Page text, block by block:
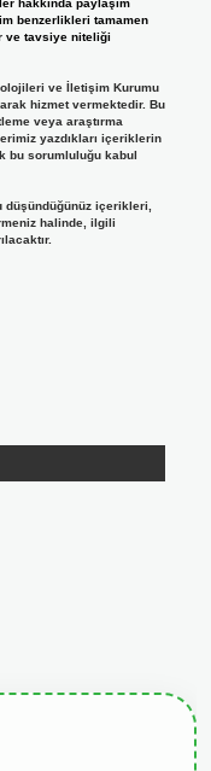
hakkında paylaşım
benzerlikleri tamamen
ve tavsiye niteliği
ve İletişim Kurumu
hizmet vermektedir. Bu
veya araştırma
yazdıkları içeriklerin
bu sorumluluğu kabul
düşündüğünüz içerikleri,
halinde, ilgili